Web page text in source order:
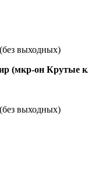
выходных)
(мкр-он Крутые
выходных)